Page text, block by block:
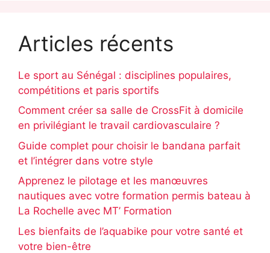
Articles récents
Le sport au Sénégal : disciplines populaires,
compétitions et paris sportifs
Comment créer sa salle de CrossFit à domicile
en privilégiant le travail cardiovasculaire ?
Guide complet pour choisir le bandana parfait
et l’intégrer dans votre style
Apprenez le pilotage et les manœuvres
nautiques avec votre formation permis bateau à
La Rochelle avec MT’ Formation
Les bienfaits de l’aquabike pour votre santé et
votre bien-être